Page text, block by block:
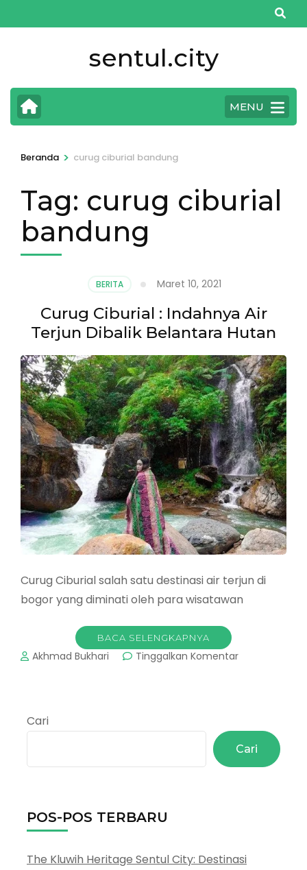
ke
Enter)
sentul.city
MENU
Beranda > curug ciburial bandung
Tag: curug ciburial
bandung
BERITA Maret 10, 2021
Curug Ciburial : Indahnya Air
Terjun Dibalik Belantara Hutan
Curug Ciburial salah satu destinasi air terjun di
bogor yang diminati oleh para wisatawan
BACA SELENGKAPNYA
Akhmad Bukhari Tinggalkan Komentarpada
Air
Terjun
Dibalik
Belantara
Cari
Cari
POS-POS TERBARU
The Kluwih Heritage Sentul City: Destinasi